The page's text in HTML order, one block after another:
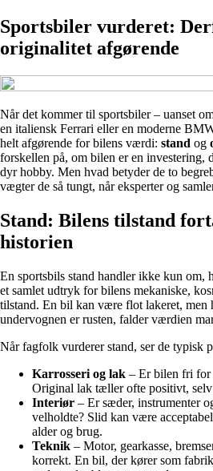
Sportsbiler vurderet:
originalitet afgørende
Når det kommer til sportsbiler – uanset
en italiensk Ferrari eller en moderne
helt afgørende for bilens værdi: stand og
forskellen på, om bilen er en investering,
dyr hobby. Men hvad betyder de to
vægter de så tungt, når eksperter og
Stand: Bilens tilstand
historien
En sportsbils stand handler ikke kun om,
et samlet udtryk for bilens mekaniske,
tilstand. En bil kan være flot lakeret, men
undervognen er rusten, falder værdien
Når fagfolk vurderer stand, ser de typisk
Karrosseri og lak – Er bilen fri for
Original lak tæller ofte positivt, selv
Interiør – Er sæder, instrumenter
velholdte? Slid kan være
alder og brug.
Teknik – Motor, gearkasse,
korrekt. En bil, der kører som